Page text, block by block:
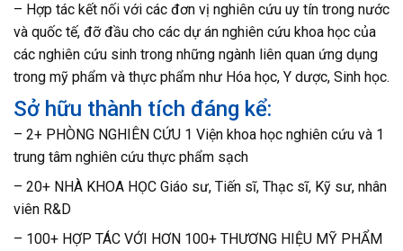
– Hợp tác kết nối với các đơn vị nghiên cứu uy tín trong nước
và quốc tế, đỡ đầu cho các dự án nghiên cứu khoa học của
các nghiên cứu sinh trong những ngành liên quan ứng dụng
trong mỹ phẩm và thực phẩm như Hóa học, Y dược, Sinh học.
Sở hữu thành tích đáng kể:
– 2+ PHÒNG NGHIÊN CỨU 1 Viện khoa học nghiên cứu và 1
trung tâm nghiên cứu thực phẩm sạch
– 20+ NHÀ KHOA HỌC Giáo sư, Tiến sĩ, Thạc sĩ, Kỹ sư, nhân
viên R&D
– 100+ HỢP TÁC VỚI HƠN 100+ THƯƠNG HIỆU MỸ PHẨM